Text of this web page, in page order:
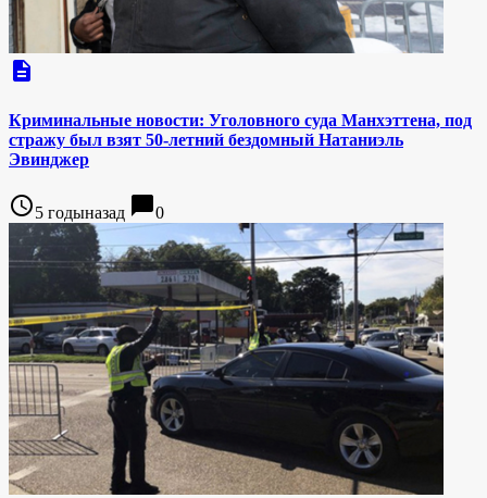
description
Криминальные новости: Уголовного суда Манхэттена, под
стражу был взят 50-летний бездомный Натаниэль
Эвинджер
access_time5 годыназад chat_bubble0